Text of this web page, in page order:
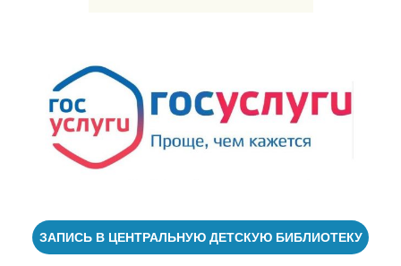
ЗАПИСЬ В ЦЕНТРАЛЬНУЮ ДЕТСКУЮ БИБЛИОТЕКУ